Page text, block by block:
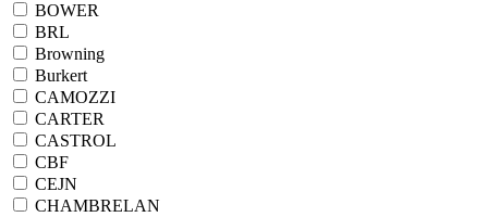
BOWER
BRL
Browning
Burkert
CAMOZZI
CARTER
CASTROL
CBF
CEJN
CHAMBRELAN